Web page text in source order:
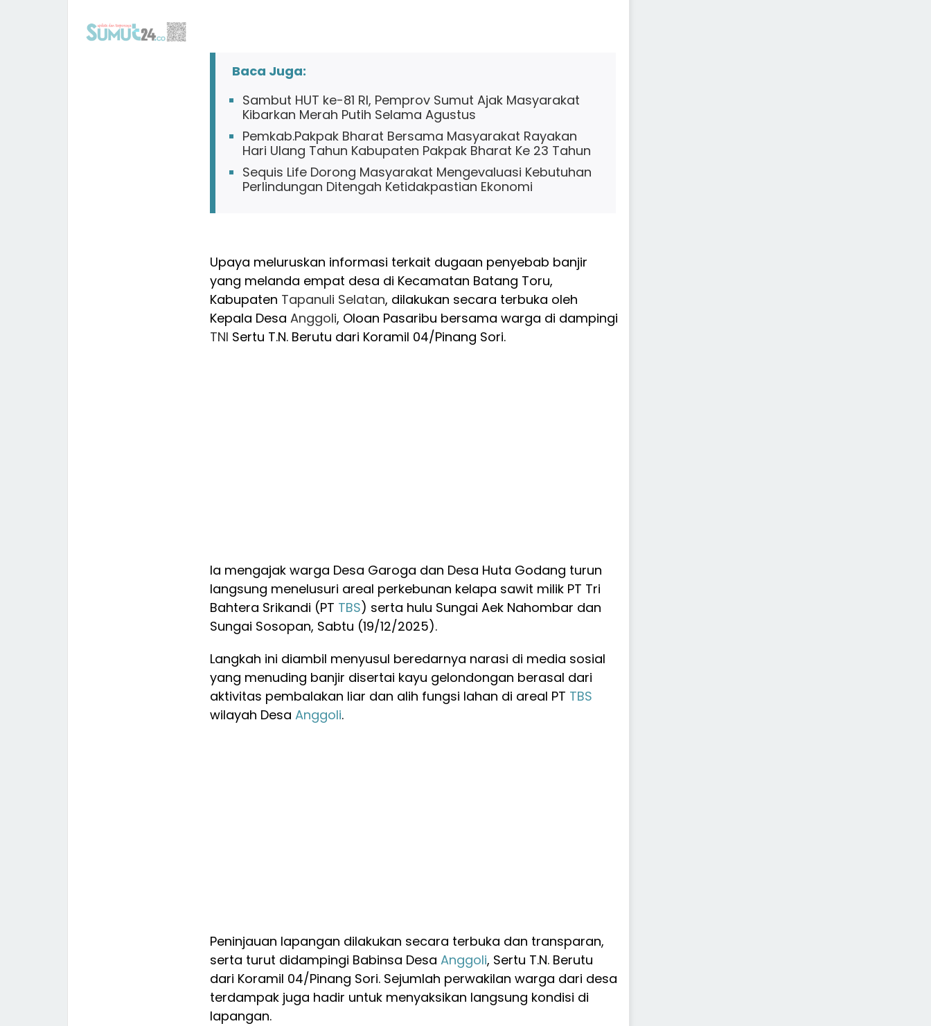
Baca Juga:
Sambut HUT ke-81 RI, Pemprov Sumut Ajak Masyarakat
Kibarkan Merah Putih Selama Agustus
Pemkab.Pakpak Bharat Bersama Masyarakat Rayakan
Hari Ulang Tahun Kabupaten Pakpak Bharat Ke 23 Tahun
Sequis Life Dorong Masyarakat Mengevaluasi Kebutuhan
Perlindungan Ditengah Ketidakpastian Ekonomi
Upaya meluruskan informasi terkait dugaan penyebab banjir
yang melanda empat desa di Kecamatan Batang Toru,
Kabupaten Tapanuli Selatan, dilakukan secara terbuka oleh
Kepala Desa Anggoli, Oloan Pasaribu bersama warga di dampingi
TNI Sertu T.N. Berutu dari Koramil 04/Pinang Sori.
Ia mengajak warga Desa Garoga dan Desa Huta Godang turun
langsung menelusuri areal perkebunan kelapa sawit milik PT Tri
Bahtera Srikandi (PT TBS) serta hulu Sungai Aek Nahombar dan
Sungai Sosopan, Sabtu (19/12/2025).
Langkah ini diambil menyusul beredarnya narasi di media sosial
yang menuding banjir disertai kayu gelondongan berasal dari
aktivitas pembalakan liar dan alih fungsi lahan di areal PT TBS
wilayah Desa Anggoli.
Peninjauan lapangan dilakukan secara terbuka dan transparan,
serta turut didampingi Babinsa Desa Anggoli, Sertu T.N. Berutu
dari Koramil 04/Pinang Sori. Sejumlah perwakilan warga dari desa
terdampak juga hadir untuk menyaksikan langsung kondisi di
lapangan.